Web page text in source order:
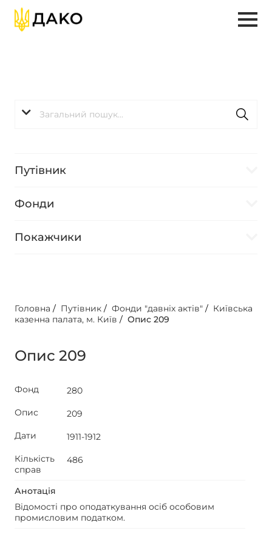
Путівник
Фонди
Покажчики
Головна / Путівник / Фонди "давніх актів" / Київська
казенна палата, м. Київ / Опис 209
Опис 209
Фонд
280
Опис
209
Дати
1911-1912
Кількість
справ
486
Анотація
Відомості про оподаткування осіб особовим
промисловим податком.